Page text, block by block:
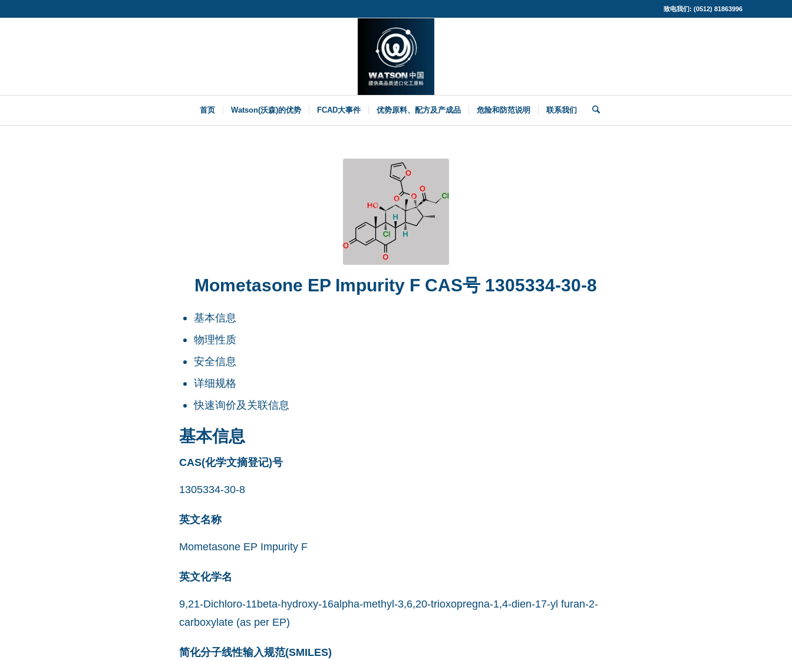
致电我们: (0512) 81863996
首页 Watson(沃森)的优势 FCAD大事件 优势原料、配方及产成品 危险和防范说明 联系我们
Mometasone EP Impurity F CAS号 1305334-30-8
基本信息
物理性质
安全信息
详细规格
快速询价及关联信息
基本信息
CAS(化学文摘登记)号
1305334-30-8
英文名称
Mometasone EP Impurity F
英文化学名
9,21-Dichloro-11beta-hydroxy-16alpha-methyl-3,6,20-trioxopregna-1,4-dien-17-yl furan-2-
carboxylate (as per EP)
简化分子线性输入规范(SMILES)